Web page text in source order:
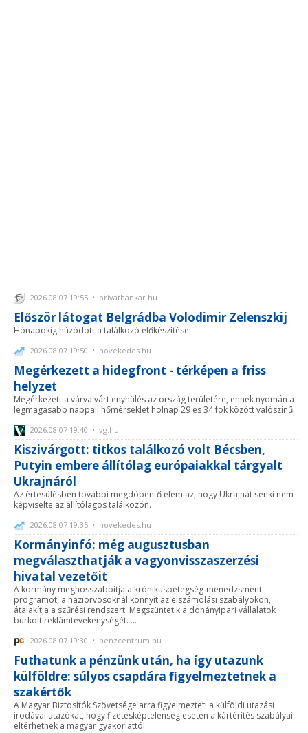
2026.08.07 19:55 • privatbankar.hu
Először látogat Belgrádba Volodimir Zelenszkij
Hónapokig húzódott a találkozó előkészítése.
2026.08.07 19:50 • novekedes.hu
Megérkezett a hidegfront - térképen a friss
helyzet
Megérkezett a várva várt enyhülés az ország területére, ennek nyomán a
legmagasabb nappali hőmérséklet holnap 29 és 34 fok között valószínű.
2026.08.07 19:40 • vg.hu
Kiszivárgott: titkos találkozó volt Bécsben,
Putyin embere állítólag európaiakkal tárgyalt
Ukrajnáról
Az értesülésben további megdöbentő elem az, hogy Ukrajnát senki nem
képviselte az állítólagos találkozón.
2026.08.07 19:35 • novekedes.hu
Kormányinfó: még augusztusban
megválaszthatják a vagyonvisszaszerzési
hivatal vezetőit
A kormány meghosszabbítja a krónikusbetegség-menedzsment
programot, a háziorvosoknál könnyít az elszámolási szabályokon,
átalakítja a szűrési rendszert. Megszüntetik a dohányipari vállalatok
burkolt reklámtevékenységét. ...
2026.08.07 19:30 • penzcentrum.hu
Futhatunk a pénzünk után, ha így utazunk
külföldre: súlyos csapdára figyelmeztetnek a
szakértők
A Magyar Biztosítók Szövetsége arra figyelmezteti a külföldi utazási
irodával utazókat, hogy fizetésképtelenség esetén a kártérítés szabályai
eltérhetnek a magyar gyakorlattól